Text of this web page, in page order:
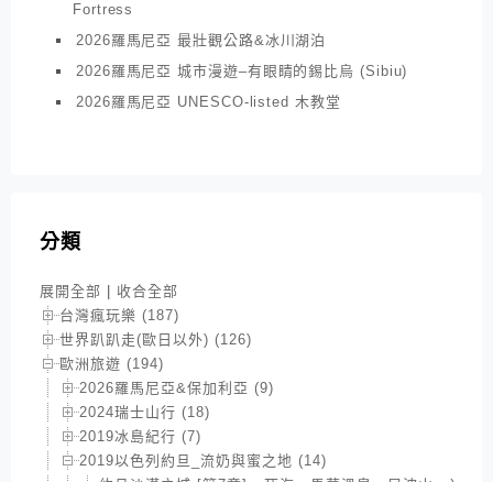
Fortress
2026羅馬尼亞 最壯觀公路&冰川湖泊
2026羅馬尼亞 城市漫遊–有眼睛的錫比烏 (Sibiu)
2026羅馬尼亞 UNESCO-listed 木教堂
分類
展開全部
收合全部
台灣瘋玩樂 (187)
世界趴趴走(歐日以外) (126)
歐洲旅遊 (194)
2026羅馬尼亞&保加利亞 (9)
2024瑞士山行 (18)
2019冰島紀行 (7)
2019以色列約旦_流奶與蜜之地 (14)